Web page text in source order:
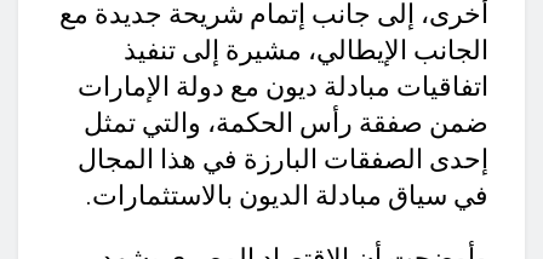
أخرى، إلى جانب إتمام شريحة جديدة مع
الجانب الإيطالي، مشيرة إلى تنفيذ
اتفاقيات مبادلة ديون مع دولة الإمارات
ضمن صفقة رأس الحكمة، والتي تمثل
إحدى الصفقات البارزة في هذا المجال
في سياق مبادلة الديون بالاستثمارات.